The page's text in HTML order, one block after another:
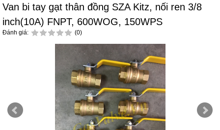
Van bi tay gạt thân đồng SZA Kitz, nối ren 3/8
inch(10A) FNPT, 600WOG, 150WPS
Đánh giá: (0)